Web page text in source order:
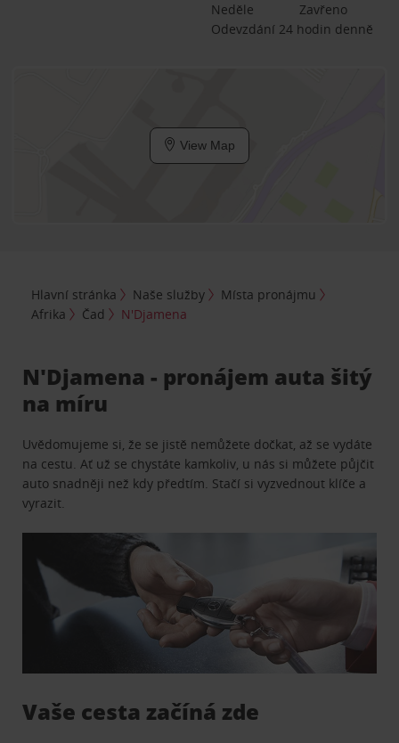
Neděle
Zavřeno
Odevzdání 24 hodin denně
View Map
Hlavní stránka Naše služby
Místa pronájmu
Afrika
Čad N'Djamena
N'Djamena - pronájem auta šitý
na míru
Uvědomujeme si, že se jistě nemůžete dočkat, až se vydáte
na cestu. Ať už se chystáte kamkoliv, u nás si můžete půjčit
auto snadněji než kdy předtím. Stačí si vyzvednout klíče a
vyrazit.
Vaše cesta začíná zde